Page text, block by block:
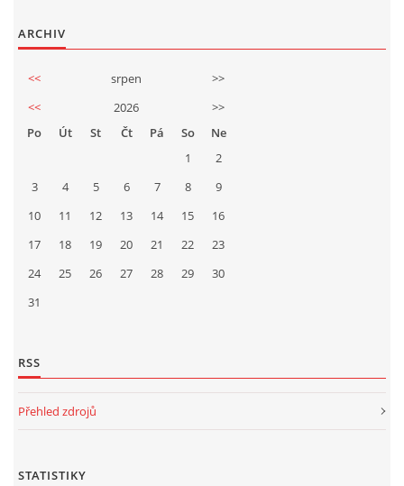
ARCHIV
<< srpen
>>
<<
2026
>>
Po
Út St Čt Pá So
Ne
1
2
3
4 5 6 7 8
9
10
11 12 13 14 15
16
17
18 19 20 21 22
23
24
25 26 27 28 29
30
31
RSS
Přehled zdrojů
STATISTIKY